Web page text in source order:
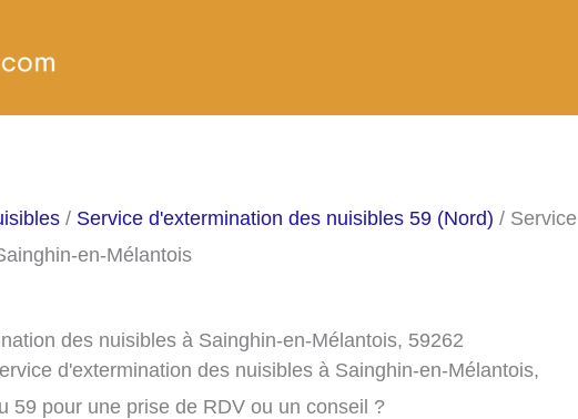
/ Service d'extermination des nuisibles 59 (Nord) / Service
en-Mélantois
des nuisibles à Sainghin-en-Mélantois, 59262
d'extermination des nuisibles à Sainghin-en-Mélantois,
59 pour une prise de RDV ou un conseil ?